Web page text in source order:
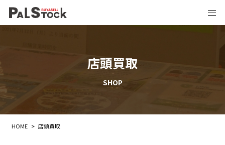
店頭買取
SHOP
HOME > 店頭買取